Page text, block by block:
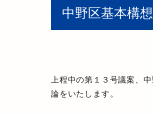
中野区基本構
上程中の第１３号議案、
論をいたします。